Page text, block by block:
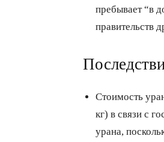
пребывает “в
правительств
Стоимость
кг) в связи с
урана,